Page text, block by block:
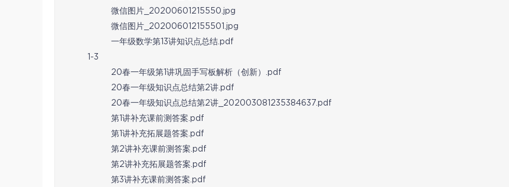
微信图片_20200601215550.jpg
微信图片_202006012155501.jpg
一年级数学第13讲知识点总结.pdf
1-3
20春一年级第1讲巩固手写板解析（创新）.pdf
20春一年级知识点总结第2讲.pdf
20春一年级知识点总结第2讲_202003081235384637.pdf
第1讲补充课前测答案.pdf
第1讲补充拓展题答案.pdf
第2讲补充课前测答案.pdf
第2讲补充拓展题答案.pdf
第3讲补充课前测答案.pdf